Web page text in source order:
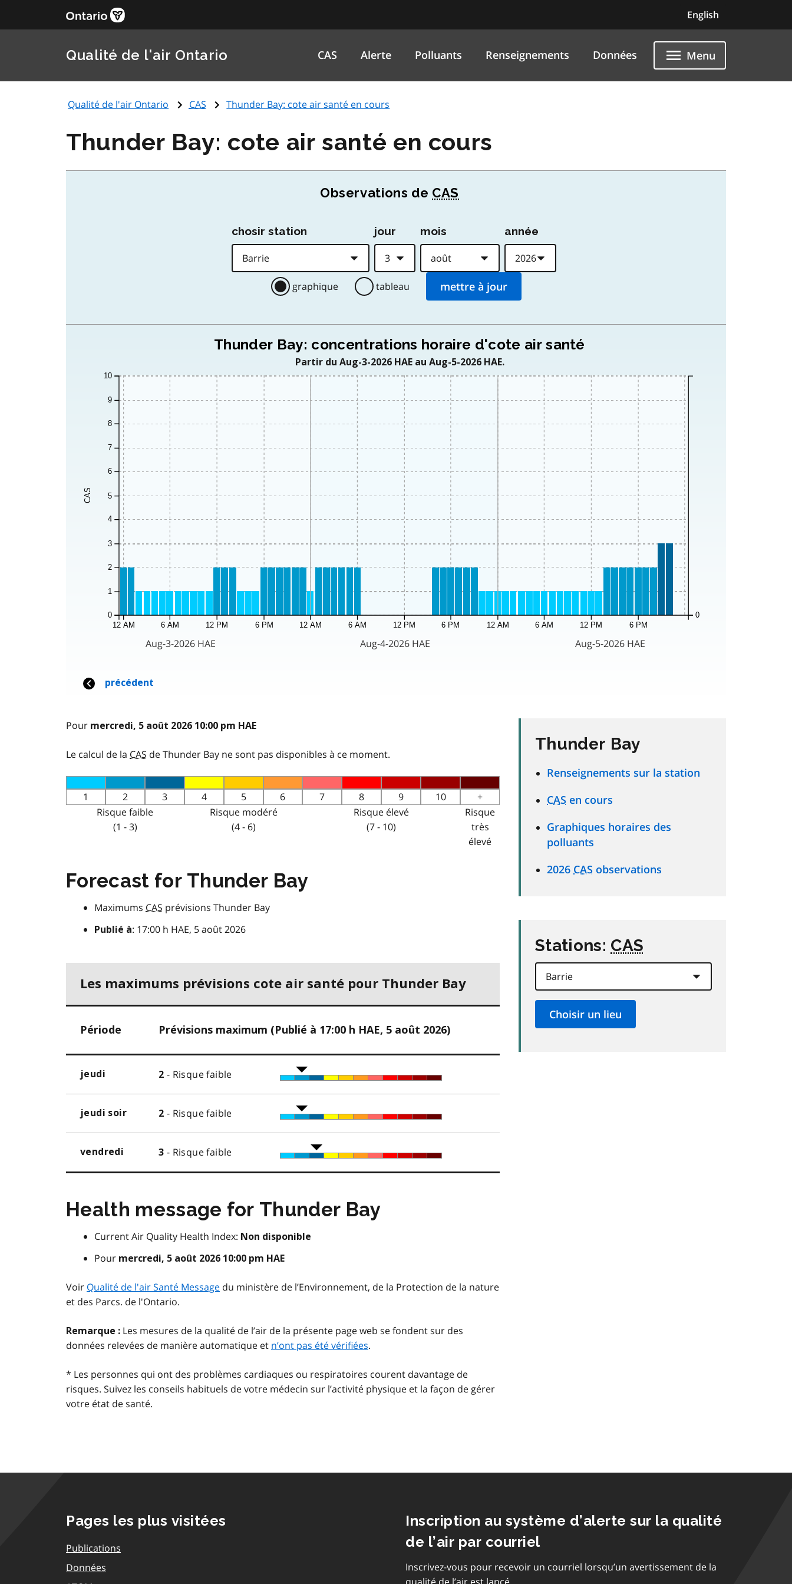
English
Qualité de l'air Ontario CAS Alerte Polluants Renseignements Données Menu
Qualité de l'air Ontario CAS Thunder Bay: cote air santé en cours
Thunder Bay: cote air santé en cours
Pour mercredi, 5 août 2026 10:00 pm HAE
Le calcul de la CAS de Thunder Bay ne sont pas disponibles à ce moment.
1 2 3 4 5 6 7 8 9 10
+
Risque faible
(1 - 3)
Risque modéré
(4 - 6)
Risque élevé
(7 - 10)
Risque
très
élevé
Forecast for Thunder Bay
Maximums CAS prévisions Thunder Bay
Publié à: 17:00 h HAE, 5 août 2026
Les maximums prévisions cote air santé pour Thunder Bay
Période Prévisions maximum (Publié à 17:00 h HAE, 5 août 2026)
jeudi 2 - Risque faible
jeudi soir 2 - Risque faible
vendredi 3 - Risque faible
Health message for Thunder Bay
Current Air Quality Health Index: Non disponible
Pour mercredi, 5 août 2026 10:00 pm HAE
Voir Qualité de l'air Santé Message du ministère de l’Environnement, de la Protection de la nature
et des Parcs. de l'Ontario.
Remarque : Les mesures de la qualité de l’air de la présente page web se fondent sur des
données relevées de manière automatique et n’ont pas été vérifiées.
* Les personnes qui ont des problèmes cardiaques ou respiratoires courent davantage de
risques. Suivez les conseils habituels de votre médecin sur l’activité physique et la façon de gérer
votre état de santé.
Thunder Bay
Renseignements sur la station
CAS en cours
Graphiques horaires des
polluants
2026 CAS observations
Stations: CAS
Pages les plus visitées
Publications
Données
Inscription au système d’alerte sur la qualité
de l’air par courriel
Inscrivez-vous pour recevoir un courriel lorsqu’un avertissement de la